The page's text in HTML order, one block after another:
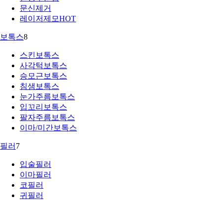
문신제거
레이저제모HOT
보톡스8
스킨보톡스
사각턱보톡스
승모근보톡스
침샘보톡스
눈가주름보톡스
입꼬리보톡스
팔자주름보톡스
이마/미간보톡스
필러 7
입술필러
이마필러
코필러
귀필러